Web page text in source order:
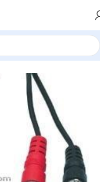
Audio Video